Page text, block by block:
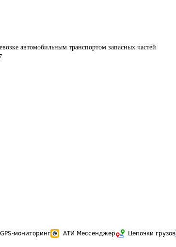
автомобильным транспортом запасных частей
GPS-мониторинг АТИ Мессенджер Цепочки грузов